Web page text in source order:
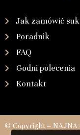
Jak zamówić
Poradnik
FAQ
Godni polecenia
Kontakt
© Copyright – NAJNA